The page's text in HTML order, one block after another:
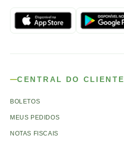
CENTRAL DO CLIENTE
BOLETOS
MEUS PEDIDOS
NOTAS FISCAIS